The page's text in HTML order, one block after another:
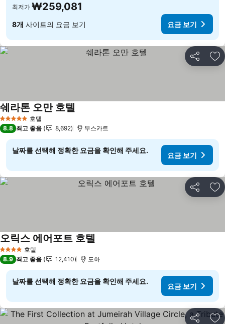
최저가 ₩259,081
8개 사이트의 요금 보기 요금 보기
공유 즐
5 성급 호텔
쉐라톤 오만 호텔
8.8 최고 좋음 8,692 무스카트
날짜를 선택해 정확한 요금을 확인해 주세요.
요금 보기
공유 즐
4 성급 호텔
오릭스 에어포트 호텔
8.9 최고 좋음 12,410 도하
날짜를 선택해 정확한 요금을 확인해 주세요.
요금 보기